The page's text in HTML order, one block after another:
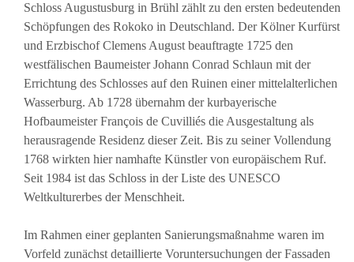
Schloss Augustusburg in Brühl zählt zu den ersten bedeutenden
Schöpfungen des Rokoko in Deutschland. Der Kölner Kurfürst
und Erzbischof Clemens August beauftragte 1725 den
westfälischen Baumeister Johann Conrad Schlaun mit der
Errichtung des Schlosses auf den Ruinen einer mittelalterlichen
Wasserburg. Ab 1728 übernahm der kurbayerische
Hofbaumeister François de Cuvilliés die Ausgestaltung als
herausragende Residenz dieser Zeit. Bis zu seiner Vollendung
1768 wirkten hier namhafte Künstler von europäischem Ruf.
Seit 1984 ist das Schloss in der Liste des UNESCO
Weltkulturerbes der Menschheit.
Im Rahmen einer geplanten Sanierungsmaßnahme waren im
Vorfeld zunächst detaillierte Voruntersuchungen der Fassaden